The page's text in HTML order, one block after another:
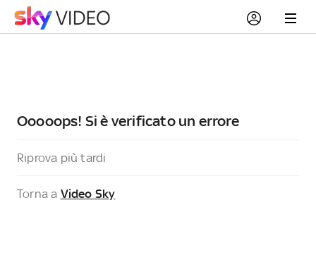
Ooooops! Si è verificato un errore
Riprova più tardi
Torna a Video Sky